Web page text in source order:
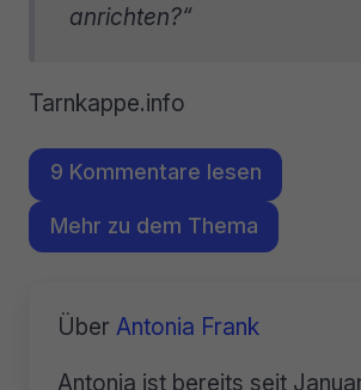
anrichten?“
Tarnkappe.info
9 Kommentare lesen
Mehr zu dem Thema
Über Antonia Frank
Antonia ist bereits seit